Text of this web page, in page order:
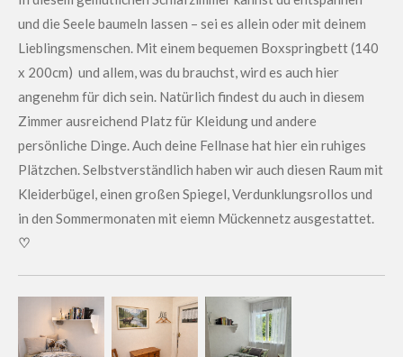
und die Seele baumeln lassen – sei es allein oder mit deinem
Lieblingsmenschen. Mit einem bequemen Boxspringbett (140
x 200cm) und allem, was du brauchst, wird es auch hier
angenehm für dich sein. Natürlich findest du auch in diesem
Zimmer ausreichend Platz für Kleidung und andere
persönliche Dinge. Auch deine Fellnase hat hier ein ruhiges
Plätzchen. Selbstverständlich haben wir auch diesen Raum mit
Kleiderbügel, einen großen Spiegel, Verdunklungsrollos und
in den Sommermonaten mit eiemn Mückennetz ausgestattet.
♡